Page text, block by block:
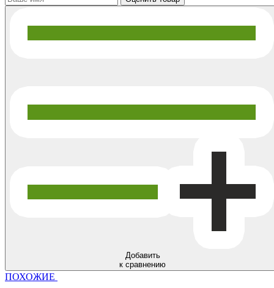
Добавить
к сравнению
ПОХОЖИЕ